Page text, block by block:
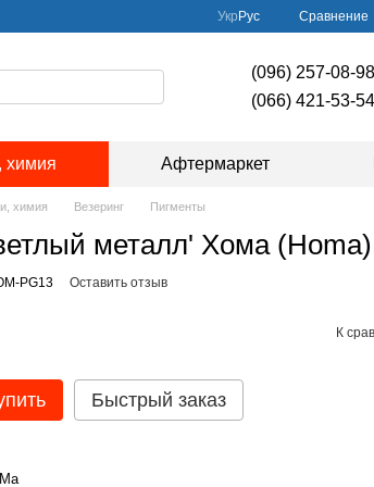
Укр Рус Сравнение
(096) 257-08-98
(066) 421-53-54
химия Афтермаркет
химия Везеринг Пигменты
металл' Хома
PG13 Оставить отзыв
К
Быстрый заказ